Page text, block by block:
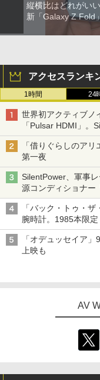
縦横比はどれがい
新「Galaxy Z Fold」
アクセスランキ
1時間 24
世界初アクティブノ
「Pulsar HDMI」。
「借りぐらしのア
第一夜
SilentPower、軍事
源コンディショナー
「バック・トゥ・
腕時計。1985本限定
「オデュッセイア
上映も
AV